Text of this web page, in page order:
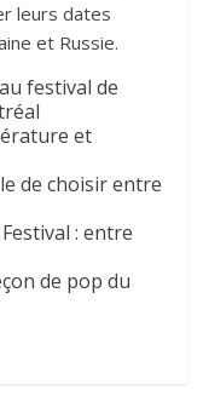
leurs dates
et Russie.
festival de
et
de choisir entre
: entre
de pop du